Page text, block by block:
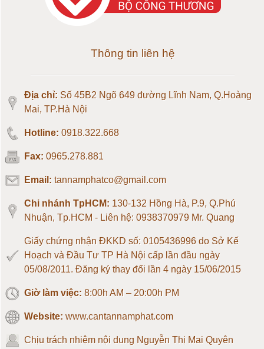
Loadcell 50kg
Loadcell 150kg
Loadcell 200kg
Loadcell 300kg
Loadcell 1 tấn
Loadcell 3 tấn
Loadcell 5 tấn
Loadcell 10 tấn
Thông tin liên hệ
Địa chỉ: Số 45B2 Ngõ 649 đường Lĩnh Nam, Q.Hoàng
Mai, TP.Hà Nội
Hotline: 0918.322.668
Fax: 0965.278.881
Email: tannamphatco@gmail.com
Chi nhánh TpHCM: 130-132 Hồng Hà, P.9, Q.Phú
Nhuận, Tp.HCM - Liên hệ: 0938370979 Mr. Quang
Giấy chứng nhận ĐKKD số: 0105436996 do Sở Kế
Hoạch và Đầu Tư TP Hà Nội cấp lần đầu ngày
05/08/2011. Đăng ký thay đổi lần 4 ngày 15/06/2015
Giờ làm việc: 8:00h AM – 20:00h PM
Website: www.cantannamphat.com
Chịu trách nhiệm nội dung Nguyễn Thị Mai Quyên